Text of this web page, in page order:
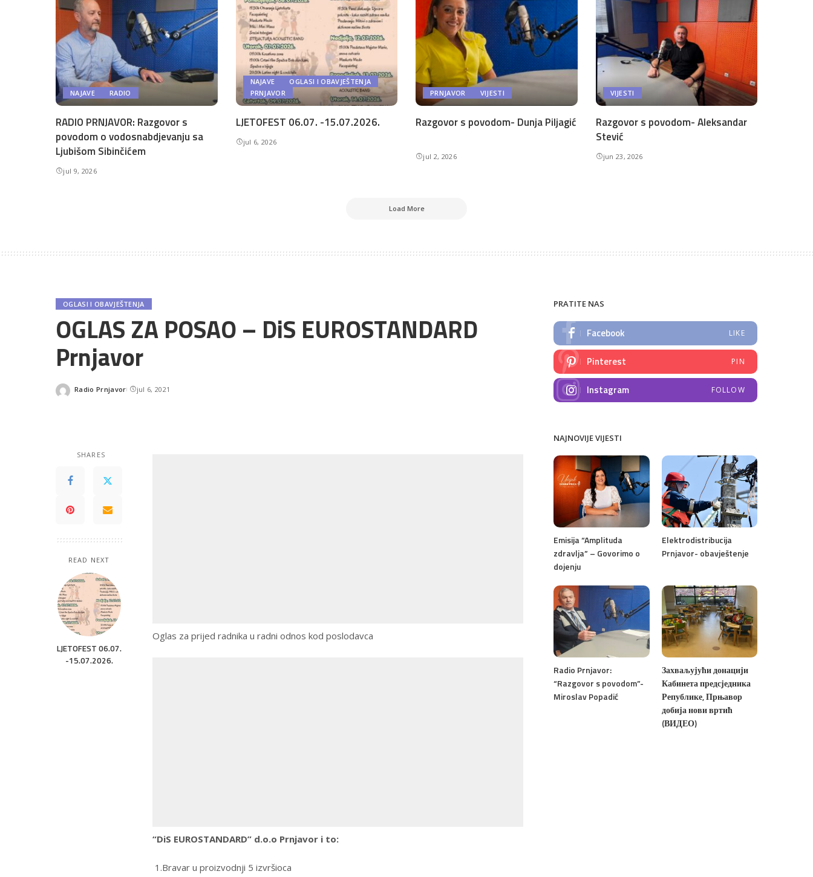
NAJAVE RADIO
RADIO PRNJAVOR: Razgovor s
povodom o vodosnabdjevanju sa
Ljubišom Sibinčićem
jul 9, 2026
NAJAVE
OGLASI I OBAVJEŠTENJA
PRNJAVOR
LJETOFEST 06.07. -15.07.2026.
jul 6, 2026
PRNJAVOR VIJESTI
Razgovor s povodom- Dunja Piljagić
jul 2, 2026
VIJESTI
Razgovor s povodom- Aleksandar
Stević
jun 23, 2026
Load More
OGLASI I OBAVJEŠTENJA
OGLAS ZA POSAO – DiS EUROSTANDARD
Prnjavor
Posted
Radio Prnjavor jul 6, 2021
SHARES
READ NEXT
LJETOFEST 06.07.
-15.07.2026.
Oglas za prijed radnika u radni odnos kod poslodavca
“DiS EUROSTANDARD” d.o.o Prnjavor i to:
1.Bravar u proizvodnji 5 izvršioca
PRATITE NAS
Facebook LIKE
Pinterest PIN
Instagram FOLLOW
NAJNOVIJE VIJESTI
Emisija “Amplituda
zdravlja” – Govorimo o
dojenju
Elektrodistribucija
Prnjavor- obavještenje
Radio Prnjavor:
“Razgovor s povodom”-
Miroslav Popadić
Захваљујући донацији
Кабинета предсједника
Републике, Прњавор
добија нови вртић
(ВИДЕО)